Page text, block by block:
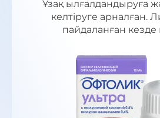
Ұзақ ылғалдандыруға
келтіруге арналған.
пайдаланған кезде